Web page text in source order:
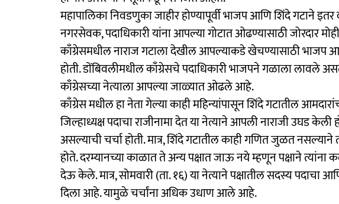
महापालिका निवडणुका जाहीर होण्यापूर्वी भाजप आणि शिंदे गटाने
नगरसेवक, पदाधिकारी यांना आपल्या गोटात ओढण्यासाठी जोरदार मोहीम
काँग्रेसमधील नाराज गटाला देखील आपल्याकडे खेचण्यासाठी भाजप
होती. डोंबिवलीमधील काँग्रेसचे पदाधिकारी भाजपने गळाला लावले
काँग्रेसच्या नेत्याला आपल्या जाळ्यात ओढले आहे.
काँग्रेस मधील हा नेता गेल्या काही महिन्यांपासून शिंदे गटातील
जिल्हाध्यक्ष पदाचा राजीनामा देत या नेत्याने आपली नाराजी उघड
असल्याची चर्चा होती. मात्र, शिंदे गटातील काही गणित जुळत
होते. दरम्यानच्या काळात ते अन्य पक्षात जाऊ नये म्हणून पक्षाने त्यांना
देऊ केले. मात्र, सोमवारी (ता. १६) या नेत्याने पक्षातील सदस्य पदाचा
दिला आहे. यामुळे चर्चांना अधिक उधाण आले आहे.